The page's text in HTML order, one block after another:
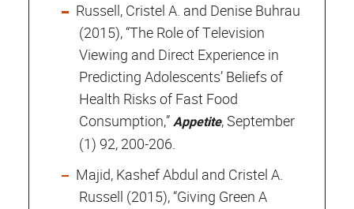
Russell, Cristel A. and Denise Buhrau
(2015), “The Role of Television
Viewing and Direct Experience in
Predicting Adolescents’ Beliefs of
Health Risks of Fast Food
Consumption,”Appetite,September
(1) 92, 200-206.
Majid, Kashef Abdul and Cristel A.
Russell (2015), “Giving Green A